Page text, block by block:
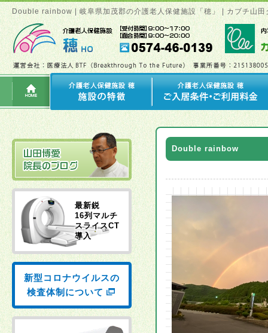
Double rainbow | 岐阜県加茂郡の介護老人保健施設「穂」 | カブチ山田
Double rainbow
最新鋭
16列マルチ
スライスCT
導入
新型コロナウイルスの
検査体制について